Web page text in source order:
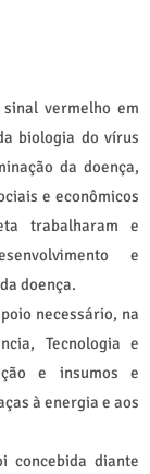
vermelho em
biologia do vírus
da doença,
e econômicos
trabalharam e
e
doença.
necessário, na
Tecnologia e
e insumos e
à energia e aos
concebida diante